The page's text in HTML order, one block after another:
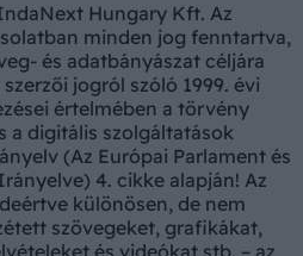
Hungary Kft. Az
minden jog fenntartva,
és adatbányászat céljára
jogról szóló 1999. évi
értelmében a törvény
a digitális szolgáltatások
(Az Európai Parlament és
4. cikke alapján! Az
különösen, de nem
szövegeket, grafikákat,